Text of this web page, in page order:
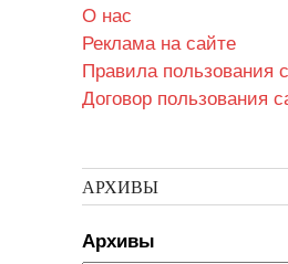
О нас
Реклама на сайте
Правила пользования
Договор пользования
АРХИВЫ
Архивы